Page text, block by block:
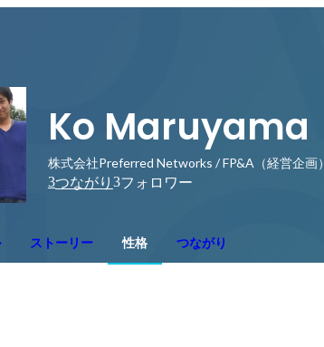
Ko Maruyama
株式会社Preferred Networks / FP&A（経営企画）
3つながり 3フォロワー
ストーリー 性格 つながり